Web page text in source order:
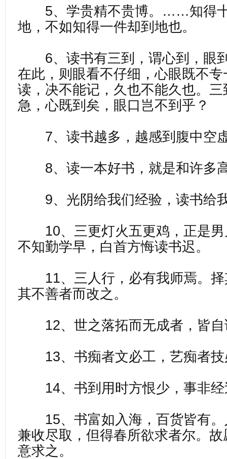
5、学贵精不贵博。……知得十
地，不如知得一件却到地也。
6、读书有三到，谓心到，眼
在此，则眼看不仔细，心眼既不
读，决不能记，久也不能久也。
急，心既到矣，眼口岂不到乎？
7、读书越多，越感到腹中空
8、读一本好书，就是和许多
9、光阴给我们经验，读书给
10、三更灯火五更鸡，正是男
不知勤学早，白首方悔读书迟。
11、三人行，必有我师焉。择
其不善者而改之。
12、世之落拓而无成者，皆自
13、书痴者文必工，艺痴者技
14、书到用时方恨少，事非经
15、书富如入海，百货皆有。
兼收尽取，但得春所欲求者尔。
意求之。